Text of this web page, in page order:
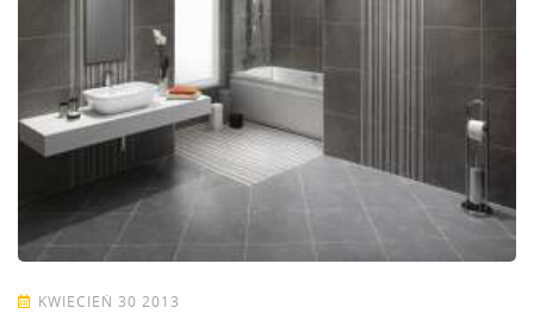
KWIECIEŃ 30 2013